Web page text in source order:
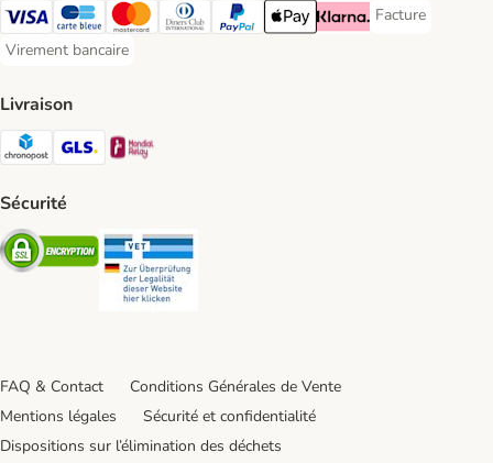
Visa Payment Method
carte bleue Payment Method
Master Card Payment Method
Diners Club Payment Method
Paypal Payment Method
Apple Pay Payment Method
Klarna Payment Method
Facture
Facture
Virement bancaire
Virement bancaire Payment Method
Livraison
Chronopost Shipping Method
GLS Shipping Method
Sécurité
Security
FAQ & Contact
Conditions Générales de Vente
Mentions légales
Sécurité et confidentialité
Dispositions sur l’élimination des déchets